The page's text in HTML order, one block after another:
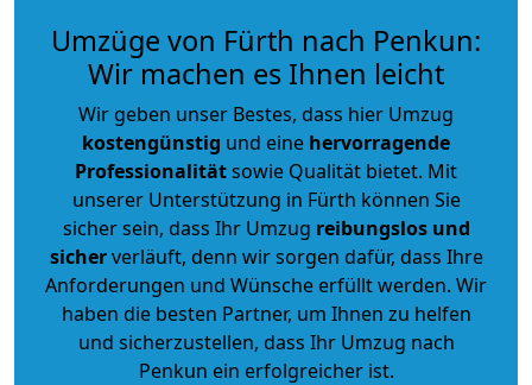
Umzüge von Fürth nach Penkun:
Wir machen es Ihnen leicht
Wir geben unser Bestes, dass hier Umzug
kostengünstig und eine hervorragende
Professionalitätsowie Qualität bietet. Mit
unserer Unterstützung in Fürth können Sie
sicher sein, dass Ihr Umzug reibungslos und
sicherverläuft, denn wir sorgen dafür, dass Ihre
Anforderungen und Wünsche erfüllt werden. Wir
haben die besten Partner, um Ihnen zu helfen
und sicherzustellen, dass Ihr Umzug nach
Penkun ein erfolgreicher ist.